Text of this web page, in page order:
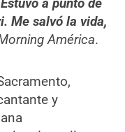
a punto de
Me salvó la vida,
América.
y